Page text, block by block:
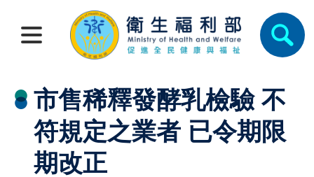
市售稀釋發酵乳檢驗 不
符規定之業者 已令期限
期改正